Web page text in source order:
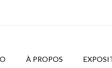
À PROPOS